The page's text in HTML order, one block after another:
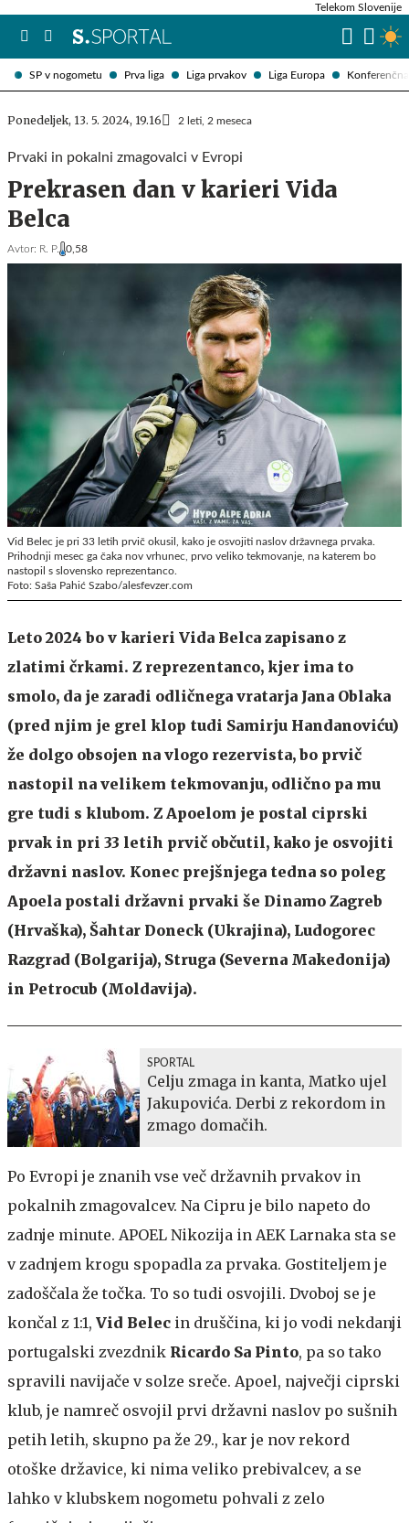
SP v nogometu Prva liga Liga prvakov Liga Europa
Telekom Slovenije
Ponedeljek, 13. 5. 2024, 19.16 2 leti, 2 meseca
Prvaki in pokalni zmagovalci v Evropi
Prekrasen dan v karieri Vida
Belca
Avtor: R. P. 0,58
Vid Belec je pri 33 letih prvič okusil, kako je osvojiti naslov državnega prvaka.
Prihodnji mesec ga čaka nov vrhunec, prvo veliko tekmovanje, na katerem bo
nastopil s slovensko reprezentanco.
Foto: Saša Pahić Szabo/alesfevzer.com
Leto 2024 bo v karieri Vida Belca zapisano z
zlatimi črkami. Z reprezentanco, kjer ima to
smolo, da je zaradi odličnega vratarja Jana Oblaka
(pred njim je grel klop tudi Samirju Handanoviću)
že dolgo obsojen na vlogo rezervista, bo prvič
nastopil na velikem tekmovanju, odlično pa mu
gre tudi s klubom. Z Apoelom je postal ciprski
prvak in pri 33 letih prvič občutil, kako je osvojiti
državni naslov. Konec prejšnjega tedna so poleg
Apoela postali državni prvaki še Dinamo Zagreb
(Hrvaška), Šahtar Doneck (Ukrajina), Ludogorec
Razgrad (Bolgarija), Struga (Severna Makedonija)
in Petrocub (Moldavija).
SPORTAL
Celju zmaga in kanta, Matko ujel
Jakupovića. Derbi z rekordom in
zmago domačih.
Po Evropi je znanih vse več državnih prvakov in
pokalnih zmagovalcev. Na Cipru je bilo napeto do
zadnje minute. APOEL Nikozija in AEK Larnaka sta se
v zadnjem krogu spopadla za prvaka. Gostiteljem je
zadoščala že točka. To so tudi osvojili. Dvoboj se je
končal z 1:1, Vid Belec in druščina, ki jo vodi nekdanji
portugalski zvezdnik Ricardo Sa Pinto, pa so tako
spravili navijače v solze sreče. Apoel, največji ciprski
klub, je namreč osvojil prvi državni naslov po sušnih
petih letih, skupno pa že 29., kar je nov rekord
otoške državice, ki nima veliko prebivalcev, a se
lahko v klubskem nogometu pohvali z zelo